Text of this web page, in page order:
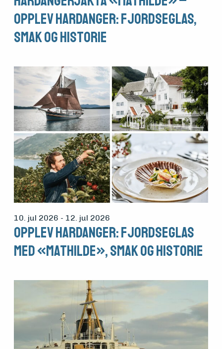
Opplev Hardanger: Fjordseglas,
smak og historie
10. jul 2026 - 12. jul 2026
Opplev Hardanger: Fjordseglas
med «Mathilde», smak og historie